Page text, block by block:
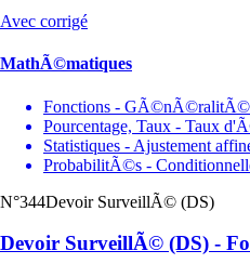
Avec corrigé
MathÃ©matiques
Fonctions -
Pourcentage, Taux - Taux
Statistiques - Ajustement
ProbabilitÃ©s -
N°344Devoir SurveillÃ© (DS)
Devoir SurveillÃ© (DS) -